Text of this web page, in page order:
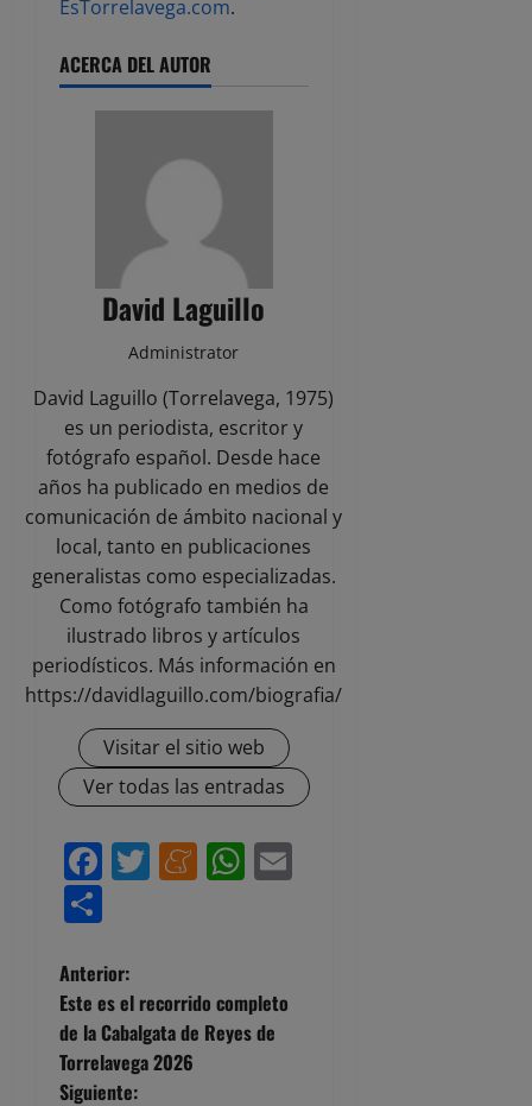
EsTorrelavega.com.
ACERCA DEL AUTOR
David Laguillo
Administrator
David Laguillo (Torrelavega, 1975)
es un periodista, escritor y
fotógrafo español. Desde hace
años ha publicado en medios de
comunicación de ámbito nacional y
local, tanto en publicaciones
generalistas como especializadas.
Como fotógrafo también ha
ilustrado libros y artículos
periodísticos. Más información en
https://davidlaguillo.com/biografia/
Visitar el sitio web
Ver todas las entradas
Facebook
Twitter
Meneame
WhatsApp
N
a
v
Anterior:
Este es el recorrido completo
de la Cabalgata de Reyes de
Torrelavega 2026
Siguiente: